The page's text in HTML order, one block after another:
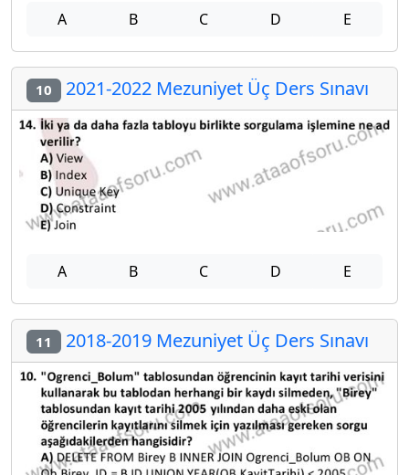
A B C D E
10 2021-2022 Mezuniyet Üç Ders Sınavı
A B C D E
11 2018-2019 Mezuniyet Üç Ders Sınavı